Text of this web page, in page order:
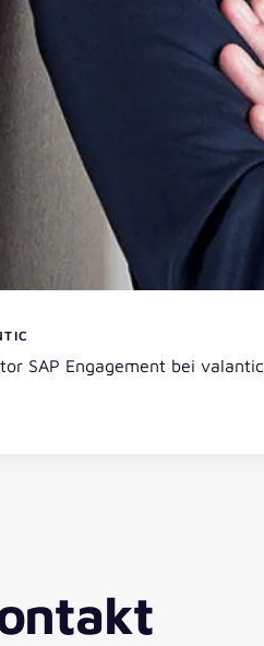
SAP Engagement bei valantic